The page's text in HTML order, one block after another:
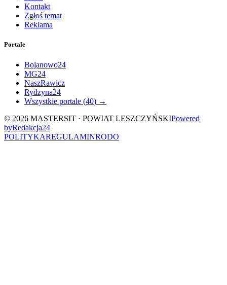
Kontakt
Zgłoś temat
Reklama
Portale
Bojanowo24
MG24
NaszRawicz
Rydzyna24
Wszystkie portale (40) →
© 2026 MASTERSIT · POWIAT LESZCZYŃSKIPowered
byRedakcja24
POLITYKAREGULAMINRODO